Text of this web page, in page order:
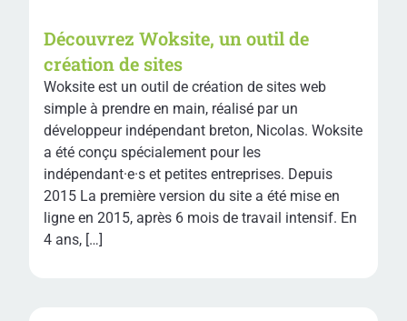
Découvrez Woksite, un outil de
création de sites
Woksite est un outil de création de sites web
simple à prendre en main, réalisé par un
développeur indépendant breton, Nicolas. Woksite
a été conçu spécialement pour les
indépendant·e·s et petites entreprises. Depuis
2015 La première version du site a été mise en
ligne en 2015, après 6 mois de travail intensif. En
4 ans, […]